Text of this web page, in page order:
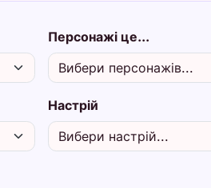
Персонажі це...
Настрій